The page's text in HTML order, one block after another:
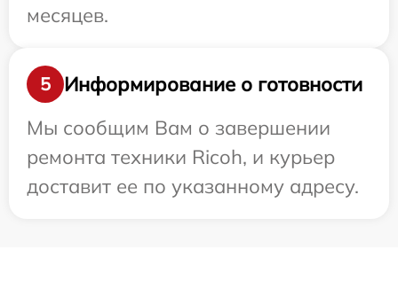
месяцев.
5
Информирование о готовности
Мы сообщим Вам о завершении
ремонта техники Ricoh, и курьер
доставит ее по указанному адресу.